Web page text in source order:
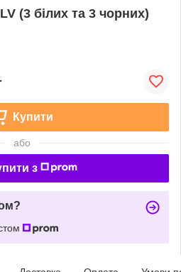
(3 білих та 3 чорних)
Купити
або
з